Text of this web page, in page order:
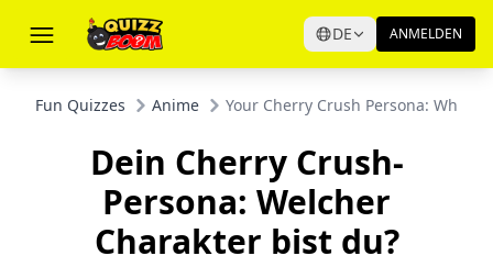
DE ANMELDEN
Fun Quizzes Anime Your Cherry Crush Persona: Which
Dein Cherry Crush-
Persona: Welcher
Charakter bist du?